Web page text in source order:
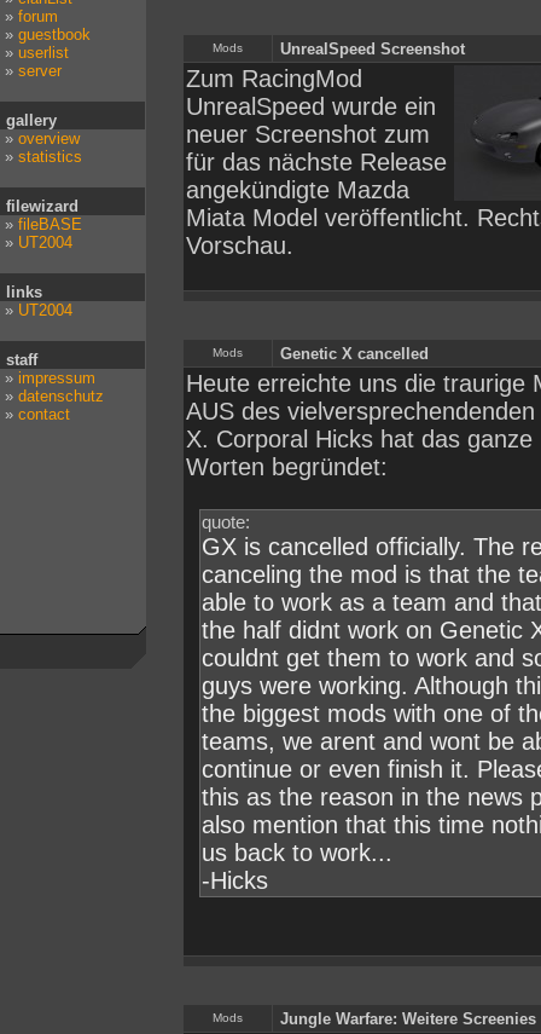
» forum
» guestbook
» userlist
» server
gallery
» overview
» statistics
filewizard
» fileBASE
» UT2004
links
» UT2004
staff
» impressum
» datenschutz
» contact
Mods UnrealSpeed Screenshot
Zum RacingMod
UnrealSpeed wurde ein
neuer Screenshot zum
für das nächste Release
angekündigte Mazda
Miata Model veröffentlicht.
Vorschau.
Mods Genetic X cancelled
Heute erreichte uns die traurige
AUS des
X. Corporal Hicks hat das ganze
Worten begründet:
quote:
GX is cancelled officially. The
canceling the mod is that the
able to work as a team and
the half didnt work on Genetic
couldnt get them to work and
guys were working. Although
the biggest mods with one of
teams, we arent and wont be
continue or even finish it.
this as the reason in the news
also mention that this time
us back to work...
-Hicks
Mods Jungle Warfare: Weitere Screenies